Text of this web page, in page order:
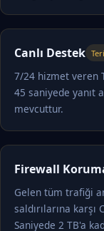
Canlı Destek
7/24 hizmet veren
45 saniyede yanıt
mevcuttur.
Firewall
Gelen tüm trafiği
saldırılarına
Saniyede 2 TB'a